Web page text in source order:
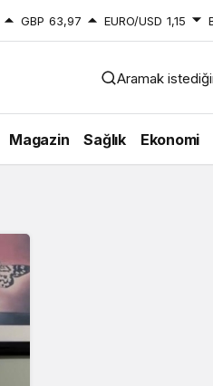
GBP 63,97 EURO/USD 1,15
Aramak
Magazin Sağlık Ekonomi